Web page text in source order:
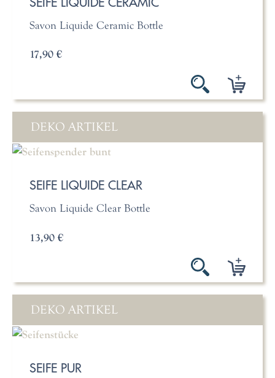
Savon Liquide Ceramic Bottle
17,90 €
DEKO ARTIKEL
SEIFE LIQUIDE CLEAR
Savon Liquide Clear Bottle
13,90 €
DEKO ARTIKEL
SEIFE PUR